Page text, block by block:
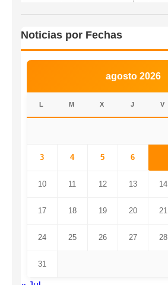
Noticias por Fechas
agosto 2026
L M X J V
3 4 5 6
10 11 12 13 14
17 18 19 20 21
24 25 26 27 28
31